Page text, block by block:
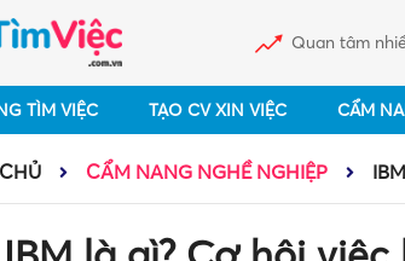
Quan tâm
TÌM VIỆC TẠO CV XIN VIỆC CẨM
CẨM NANG NGHỀ NGHIỆP